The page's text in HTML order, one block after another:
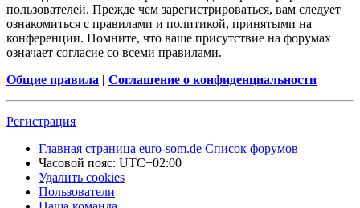
пользователей. Прежде чем зарегистрироваться, вам следует
ознакомиться с правилами и политикой, принятыми на
конференции. Помните, что ваше присутствие на форумах
означает согласие со всеми правилами.
Общие правила | Соглашение о конфиденциальности
Регистрация
Главная страница euro-som.de Список форумов
Часовой пояс: UTC+02:00
Удалить cookies
Пользователи